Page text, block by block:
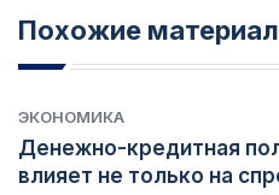
Похожие
ЭКОНОМИКА
Денежно-кредитная
влияет не только на